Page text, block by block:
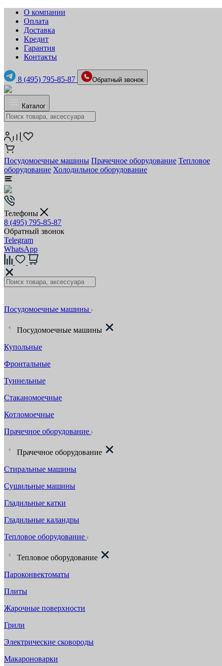
О компании
Оплата
Доставка
Кредит
Гарантия
Контакты
8 (495) 795-85-87 Обратный звонок
Каталог
Посудомоечные машины Прачечное оборудование Тепловое
оборудование Холодильное оборудование
Телефоны
8 (495) 795-85-87
Обратный звонок
Telegram
WhatsApp
Посудомоечные машины
Посудомоечные машины
Купольные
Фронтальные
Туннельные
Стаканомоечные
Котломоечные
Прачечное оборудование
Прачечное оборудование
Стиральные машины
Сушильные машины
Гладильные катки
Гладильные каландры
Тепловое оборудование
Тепловое оборудование
Пароконвектоматы
Плиты
Жарочные поверхности
Грили
Электрические сковороды
Макароноварки